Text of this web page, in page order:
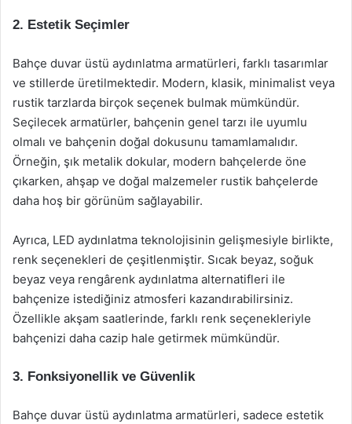
2. Estetik Seçimler
Bahçe duvar üstü aydınlatma armatürleri, farklı tasarımlar
ve stillerde üretilmektedir. Modern, klasik, minimalist veya
rustik tarzlarda birçok seçenek bulmak mümkündür.
Seçilecek armatürler, bahçenin genel tarzı ile uyumlu
olmalı ve bahçenin doğal dokusunu tamamlamalıdır.
Örneğin, şık metalik dokular, modern bahçelerde öne
çıkarken, ahşap ve doğal malzemeler rustik bahçelerde
daha hoş bir görünüm sağlayabilir.
Ayrıca, LED aydınlatma teknolojisinin gelişmesiyle birlikte,
renk seçenekleri de çeşitlenmiştir. Sıcak beyaz, soğuk
beyaz veya rengârenk aydınlatma alternatifleri ile
bahçenize istediğiniz atmosferi kazandırabilirsiniz.
Özellikle akşam saatlerinde, farklı renk seçenekleriyle
bahçenizi daha cazip hale getirmek mümkündür.
3. Fonksiyonellik ve Güvenlik
Bahçe duvar üstü aydınlatma armatürleri, sadece estetik